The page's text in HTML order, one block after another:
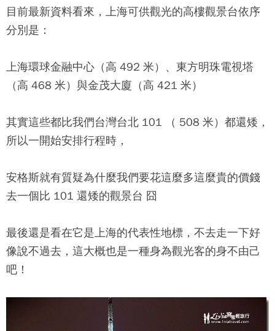
目前最新資料看來，上海可供觀光的高樓觀景台依序
分別是：
上海環球金融中心（高 492 米）、 東方明珠電視塔
（高 468 米）與金茂大廈（高 421 米）
其實這些都比我們台灣台北 101 （ 508 米）都還矮，
所以一開始安排行程時，
安格斯就有質疑為什麼我們要花這麼多這麼貴的價錢
去一個比 101 還矮的觀景台 囧
最後還是看在它是上海的代表性地標，不去走一下好
像說不過去，這大概也是一種身為觀光客的身不由己
吧！